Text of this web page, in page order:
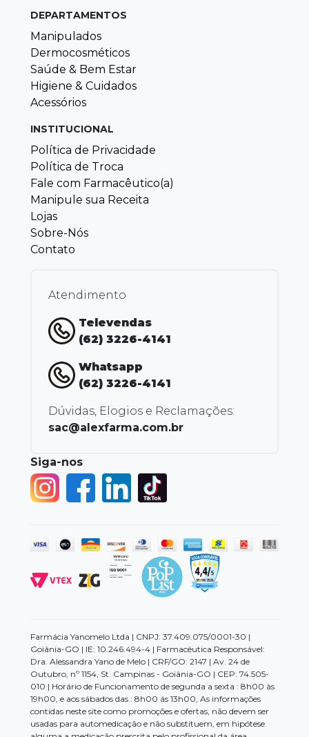
DEPARTAMENTOS
Manipulados
Dermocosméticos
Saúde & Bem Estar
Higiene & Cuidados
Acessórios
INSTITUCIONAL
Política de Privacidade
Política de Troca
Fale com Farmacêutico(a)
Manipule sua Receita
Lojas
Sobre-Nós
Contato
Atendimento
Televendas
(62) 3226-4141
Whatsapp
(62) 3226-4141
Dúvidas, Elogios e Reclamações:
sac@alexfarma.com.br
Siga-nos
Farmácia Yanomelo Ltda | CNPJ: 37.409.075/0001-30 |
Goiânia-GO | IE: 10.246.494-4 | Farmacêutica Responsável:
Dra. Alessandra Yano de Melo | CRF/GO: 2147 | Av. 24 de
Outubro, nº 1154, St. Campinas - Goiânia-GO | CEP: 74.505-
010 | Horário de Funcionamento de segunda a sexta : 8h00 às
19h00, e aos sábados das : 8h00 ás 13h00, As informações
contidas neste site como promoções e ofertas, não devem ser
usadas para automedicação e não substituem, em hipótese